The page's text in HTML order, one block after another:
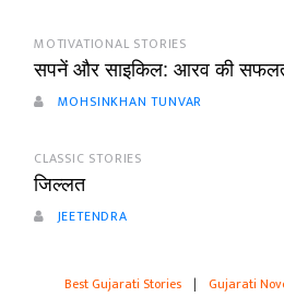
MOTIVATIONAL STORIES
सपनें और साइकिल: आरव की
MOHSINKHAN TUNVAR
CLASSIC STORIES
जिल्लत
JEETENDRA
Best Gujarati Stories | Gujarati